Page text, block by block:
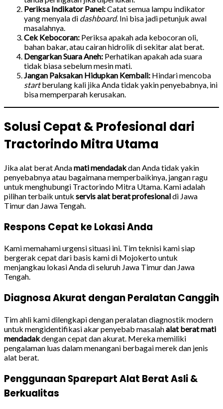
Periksa Indikator Panel:Catat semua lampu indikator
yang menyala di dashboard. Ini bisa jadi petunjuk awal
masalahnya.
Cek Kebocoran: Periksa apakah ada kebocoran oli,
bahan bakar, atau cairan hidrolik di sekitar alat berat.
Dengarkan Suara Aneh: Perhatikan apakah ada suara
tidak biasa sebelum mesin mati.
Jangan Paksakan Hidupkan Kembali: Hindari mencoba
startberulang kali jika Anda tidak yakin penyebabnya, ini
bisa memperparah kerusakan.
Solusi Cepat & Profesional dari
Tractorindo Mitra Utama
Jika alat berat Andamati mendadakdan Anda tidak yakin
penyebabnya atau bagaimana memperbaikinya, jangan ragu
untuk menghubungi Tractorindo Mitra Utama. Kami adalah
pilihan terbaik untuk servis alat berat profesionaldi Jawa
Timur dan Jawa Tengah.
Respons Cepat ke Lokasi Anda
Kami memahami urgensi situasi ini. Tim teknisi kami siap
bergerak cepat dari basis kami di Mojokerto untuk
menjangkau lokasi Anda di seluruh Jawa Timur dan Jawa
Tengah.
Diagnosa Akurat dengan Peralatan Canggih
Tim ahli kami dilengkapi dengan peralatan diagnostik modern
untuk mengidentifikasi akar penyebab masalahalat berat mati
mendadakdengan cepat dan akurat. Mereka memiliki
pengalaman luas dalam menangani berbagai merek dan jenis
alat berat.
Penggunaan Sparepart Alat Berat Asli &
Berkualitas